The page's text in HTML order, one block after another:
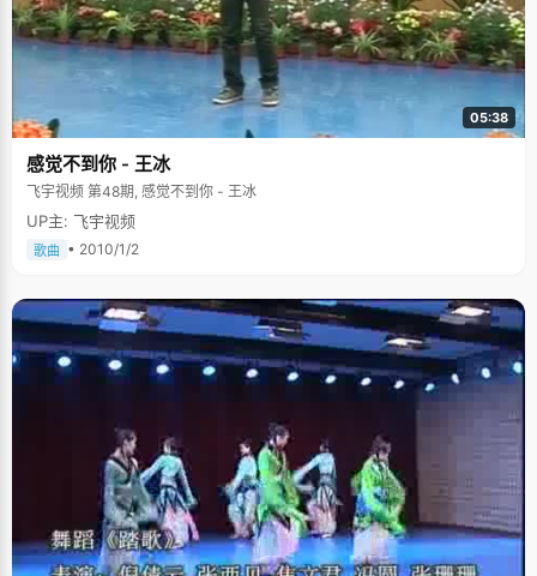
05:38
感觉不到你 - 王冰
飞宇视频 第48期, 感觉不到你 - 王冰
UP主: 飞宇视频
歌曲 • 2010/1/2